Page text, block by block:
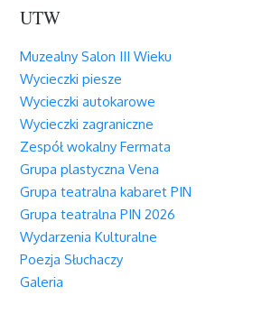
UTW
Muzealny Salon III Wieku
Wycieczki piesze
Wycieczki autokarowe
Wycieczki zagraniczne
Zespół wokalny Fermata
Grupa plastyczna Vena
Grupa teatralna kabaret PIN
Grupa teatralna PIN 2026
Wydarzenia Kulturalne
Poezja Słuchaczy
Galeria